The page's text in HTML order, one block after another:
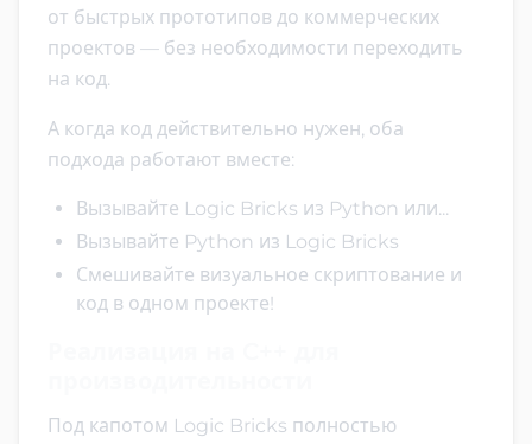
от быстрых прототипов до коммерческих
проектов — без необходимости переходить
на код.
А когда код действительно нужен, оба
подхода работают вместе:
Вызывайте Logic Bricks из Python или...
Вызывайте Python из Logic Bricks
Смешивайте визуальное скриптование и
код в одном проекте!
Под капотом Logic Bricks полностью